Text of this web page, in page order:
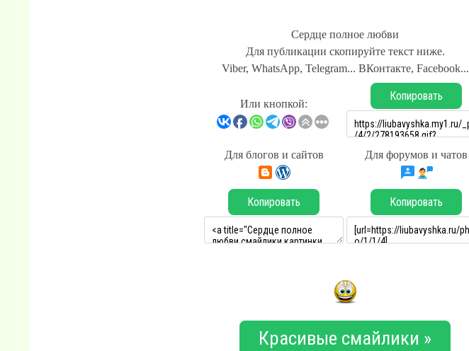
Сердце полное любви
Для публикации скопируйте текст ниже.
Viber, WhatsApp, Telegram... ВКонтакте, Facebook...
Или кнопкой:
Копировать
Для блогов и сайтов Для форумов и чатов
Копировать Копировать
Красивые смайлики »